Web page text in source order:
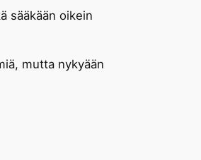
sääkään oikein
mutta nykyään